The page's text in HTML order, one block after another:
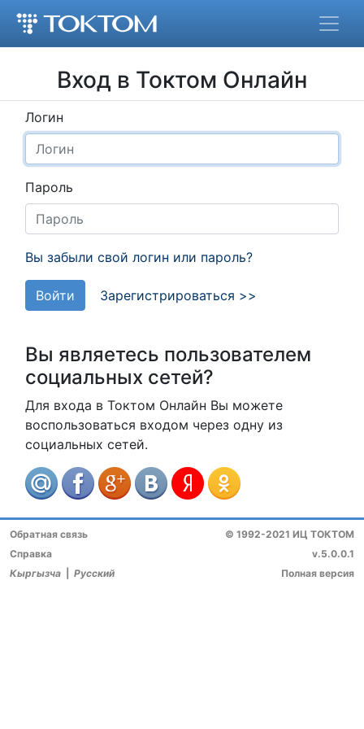
Вход в Токтом Онлайн
Логин
Пароль
Вы забыли свой логин или пароль?
Войти Зарегистрироваться >>
Вы являетесь пользователем
социальных сетей?
Для входа в Токтом Онлайн Вы можете
воспользоваться входом через одну из
социальных сетей.
© 1992-2021 ИЦ ТОКТОМ
v.5.0.0.1
Полная версия
Обратная связь
Справка
Кыргызча
Русский